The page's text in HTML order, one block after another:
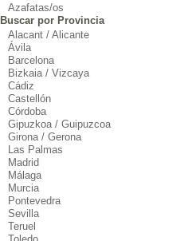
Azafatas/os
Buscar por Provincia
Alacant / Alicante
Ávila
Barcelona
Bizkaia / Vizcaya
Cádiz
Castellón
Córdoba
Gipuzkoa / Guipuzcoa
Girona / Gerona
Las Palmas
Madrid
Málaga
Murcia
Pontevedra
Sevilla
Teruel